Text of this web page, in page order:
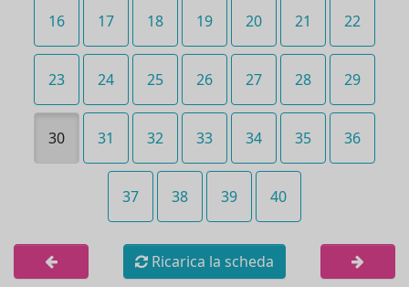
16 17 18 19 20 21 22
23 24 25 26 27 28 29
30 31 32 33 34 35 36
37 38 39 40
Ricarica la scheda